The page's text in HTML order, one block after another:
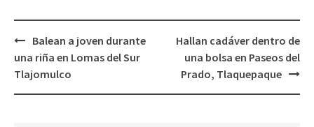
Post
navigation
Balean a joven durante
una riña en Lomas del Sur
Tlajomulco
Hallan cadáver dentro de
una bolsa en Paseos del
Prado, Tlaquepaque